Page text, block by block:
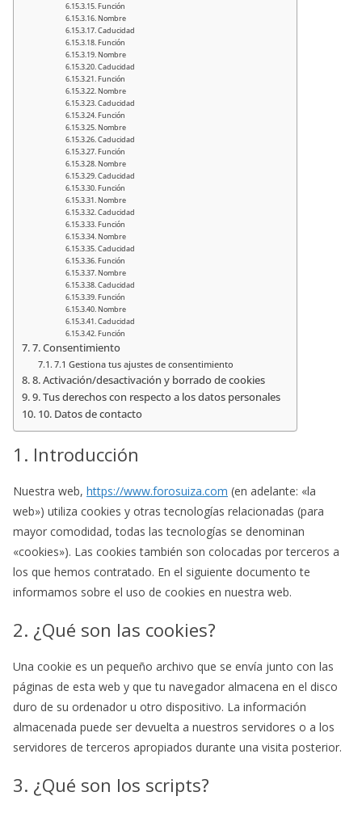
Función
Nombre
Caducidad
Función
Nombre
Caducidad
Función
Nombre
Caducidad
Función
Nombre
Caducidad
Función
Nombre
Caducidad
Función
Nombre
Caducidad
Función
Nombre
Caducidad
Función
Nombre
Caducidad
Función
Nombre
Caducidad
Función
7. Consentimiento
7.1 Gestiona tus ajustes de consentimiento
8. Activación/desactivación y borrado de cookies
9. Tus derechos con respecto a los datos personales
10. Datos de contacto
1. Introducción
Nuestra web, https://www.forosuiza.com (en adelante: «la
web») utiliza cookies y otras tecnologías relacionadas (para
mayor comodidad, todas las tecnologías se denominan
«cookies»). Las cookies también son colocadas por terceros a
los que hemos contratado. En el siguiente documento te
informamos sobre el uso de cookies en nuestra web.
2. ¿Qué son las cookies?
Una cookie es un pequeño archivo que se envía junto con las
páginas de esta web y que tu navegador almacena en el disco
duro de su ordenador u otro dispositivo. La información
almacenada puede ser devuelta a nuestros servidores o a los
servidores de terceros apropiados durante una visita posterior.
3. ¿Qué son los scripts?